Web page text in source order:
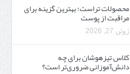
محصولات تراست؛ بهترین گزینه برای
مراقبت از پوست
ژوئن 27, 2026
کلاس تیزهوشان برای چه
دانش‌آموزانی ضروری‌تر است؟